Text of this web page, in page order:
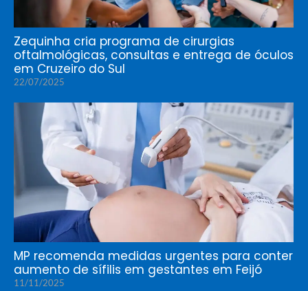
Zequinha cria programa de cirurgias
oftalmológicas, consultas e entrega de óculos
em Cruzeiro do Sul
22/07/2025
MP recomenda medidas urgentes para conter
aumento de sífilis em gestantes em Feijó
11/11/2025